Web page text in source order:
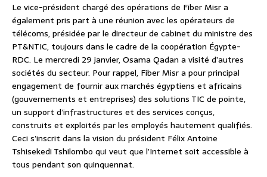
Le vice-président chargé des opérations de Fiber Misr a
également pris part à une réunion avec les opérateurs de
télécoms, présidée par le directeur de cabinet du ministre des
PT&NTIC, toujours dans le cadre de la coopération Égypte-
RDC. Le mercredi 29 janvier, Osama Qadan a visité d’autres
sociétés du secteur. Pour rappel, Fiber Misr a pour principal
engagement de fournir aux marchés égyptiens et africains
(gouvernements et entreprises) des solutions TIC de pointe,
un support d’infrastructures et des services conçus,
construits et exploités par les employés hautement qualifiés.
Ceci s’inscrit dans la vision du président Félix Antoine
Tshisekedi Tshilombo qui veut que l’Internet soit accessible à
tous pendant son quinquennat.